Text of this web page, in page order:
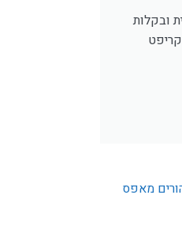
ובקלות